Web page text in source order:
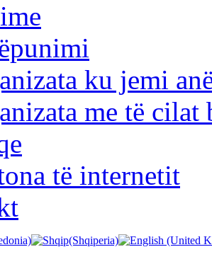
ku jemi
me të cilat
të internetit